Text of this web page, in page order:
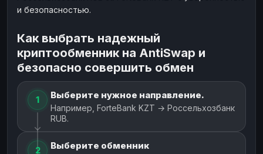
и безопасностью.
Как выбрать надежный
криптообменник на AntiSwap и
безопасно совершить обмен
1 Выберите нужное направление.
Например, ForteBank KZT → Россельхозбанк
RUB.
2 Выберите обменник